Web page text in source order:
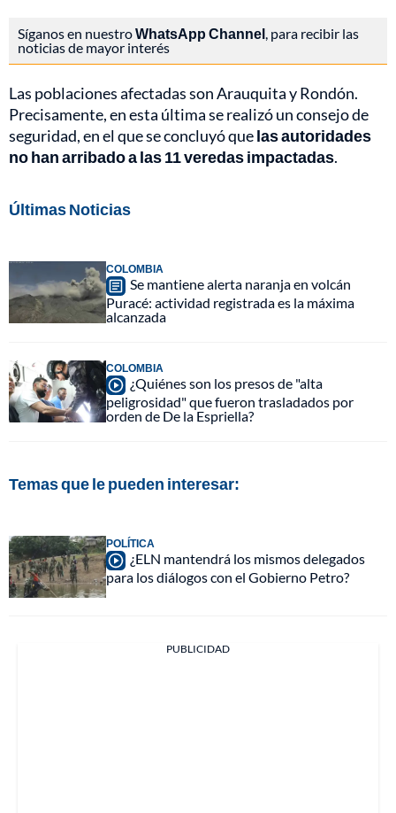
Síganos en nuestroWhatsApp Channel , para recibir las
noticias de mayor interés
Las poblaciones afectadas son Arauquita y Rondón.
Precisamente, en esta última se realizó un consejo de
seguridad, en el que se concluyó quelas autoridades
no han arribado a las 11 veredas impactadas.
Últimas Noticias
COLOMBIA
Se mantiene alerta naranja en volcán
Puracé: actividad registrada es la máxima
alcanzada
COLOMBIA
¿Quiénes son los presos de "alta
peligrosidad" que fueron trasladados por
orden de De la Espriella?
Temas que le pueden interesar:
POLÍTICA
¿ELN mantendrá los mismos delegados
para los diálogos con el Gobierno Petro?
PUBLICIDAD